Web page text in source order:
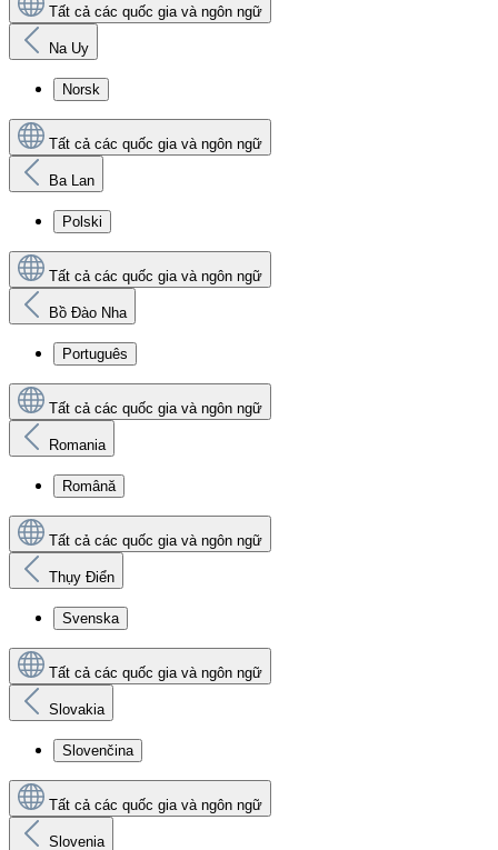
Tất cả các quốc gia và ngôn ngữ
Na Uy
Norsk
Tất cả các quốc gia và ngôn ngữ
Ba Lan
Polski
Tất cả các quốc gia và ngôn ngữ
Bồ Đào Nha
Português
Tất cả các quốc gia và ngôn ngữ
Romania
Română
Tất cả các quốc gia và ngôn ngữ
Thụy Điển
Svenska
Tất cả các quốc gia và ngôn ngữ
Slovakia
Slovenčina
Tất cả các quốc gia và ngôn ngữ
Slovenia